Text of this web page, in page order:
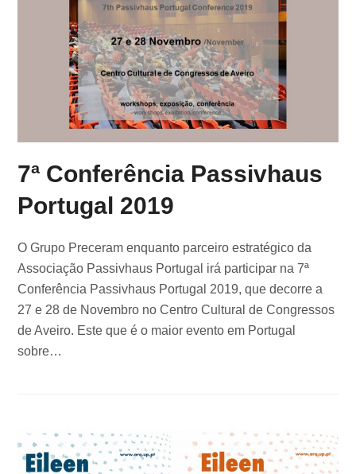
7ª Conferência Passivhaus
Portugal 2019
O Grupo Preceram enquanto parceiro estratégico da
Associação Passivhaus Portugal irá participar na 7ª
Conferência Passivhaus Portugal 2019, que decorre a
27 e 28 de Novembro no Centro Cultural de Congressos
de Aveiro. Este que é o maior evento em Portugal
sobre…